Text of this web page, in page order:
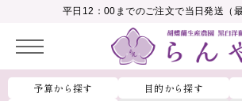
平日12：00までのご注文で当日発送（最
予算から探す 目的から探す
会員ランク：